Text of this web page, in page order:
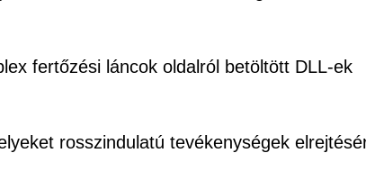
fertőzési láncok oldalról betöltött DLL-ek
rosszindulatú tevékenységek